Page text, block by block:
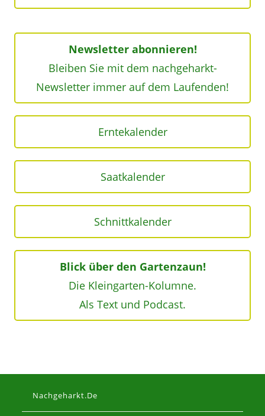
Newsletter abonnieren!
Bleiben Sie mit dem nachgeharkt-
Newsletter immer auf dem Laufenden!
Erntekalender
Saatkalender
Schnittkalender
Blick über den Gartenzaun!
Die Kleingarten-Kolumne.
Als Text und Podcast.
Nachgeharkt.de